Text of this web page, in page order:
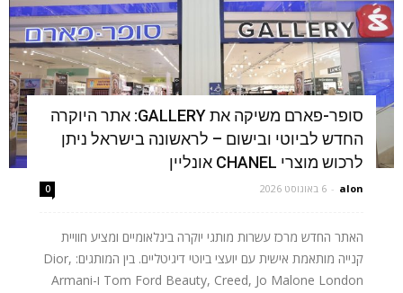
סופר-פארם משיקה את GALLERY: אתר היוקרה
החדש לביוטי ובישום – לראשונה בישראל ניתן
לרכוש מוצרי CHANEL אונליין
alon
- 6 באוגוסט 2026 0
האתר החדש מרכז עשרות מותגי יוקרה בינלאומיים ומציע חוויית
קנייה מותאמת אישית עם יועצי ביוטי דיגיטליים. בין המותגים: Dior,
Tom Ford Beauty, Creed, Jo Malone London ו-Armani